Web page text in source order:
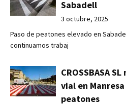
Sabadell
3 octubre, 2025
Paso de peatones elevado en
continuamos trabaj
CROSSBASA
vial en
peatones